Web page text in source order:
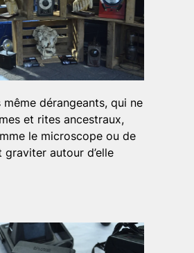
dérangeants, qui ne
et rites ancestraux,
le microscope ou de
autour d’elle